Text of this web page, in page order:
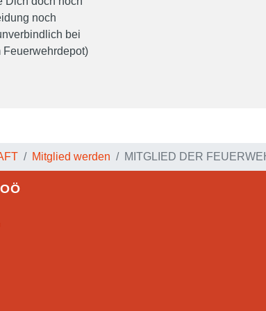
noch
bei
Feuerwehrdepot)
Mitglied werden MITGLIED DER